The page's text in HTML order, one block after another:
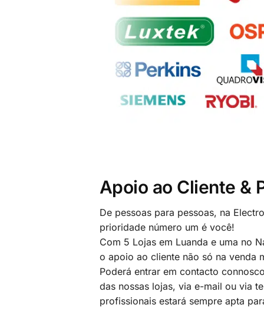
Apoio ao Cliente &
De pessoas para pessoas, na
prioridade número um é você!
Com 5 Lojas em Luanda e uma no
o apoio ao cliente não só na venda
Poderá entrar em contacto
das nossas lojas, via e-mail ou via
profissionais estará sempre apta